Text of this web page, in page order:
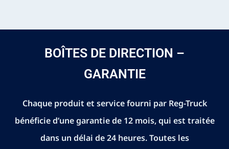
BOÎTES DE DIRECTION –
GARANTIE
Chaque produit et service fourni par Reg-Truck
bénéficie d’une garantie de 12 mois, qui est traitée
dans un délai de 24 heures. Toutes les